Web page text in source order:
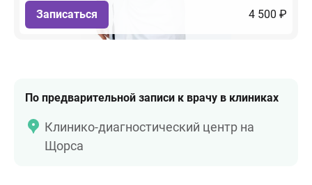
Записаться 4 500 ₽
По предварительной записи к врачу в клиниках
Клинико-диагностический центр на
Щорса